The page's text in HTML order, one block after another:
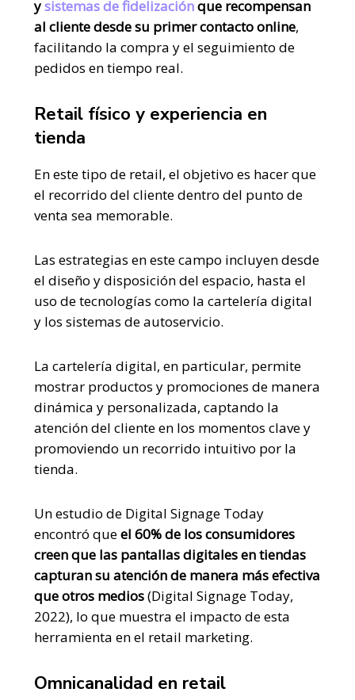
ysistemas de fidelizaciónque recompensan
al cliente desde su primer contacto online,
facilitando la compra y el seguimiento de
pedidos en tiempo real​.
Retail físico y experiencia en
tienda
En este tipo de retail, el objetivo es hacer que
el recorrido del cliente dentro del punto de
venta sea memorable.
Las estrategias en este campo incluyen desde
el diseño y disposición del espacio, hasta el
uso de tecnologías como la cartelería digital
y los sistemas de autoservicio.
La cartelería digital, en particular, permite
mostrar productos y promociones de manera
dinámica y personalizada, captando la
atención del cliente en los momentos clave y
promoviendo un recorrido intuitivo por la
tienda​.
Un estudio de Digital Signage Today
encontró queel 60% de los consumidores
creen que las pantallas digitales en tiendas
capturan su atención de manera más efectiva
que otros medios(Digital Signage Today,
2022), lo que muestra el impacto de esta
herramienta en el retail marketing.
Omnicanalidad en retail